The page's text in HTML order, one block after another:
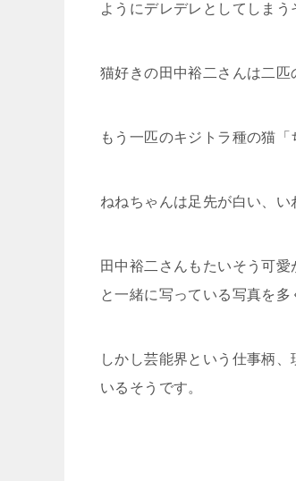
ようにデレデレとしてしまう
猫好きの田中裕二さんは二匹
もう一匹のキジトラ種の猫
ねねちゃんは足先が白い、い
田中裕二さんもたいそう可
と一緒に写っている写真を多
しかし芸能界という仕事柄
いるそうです。